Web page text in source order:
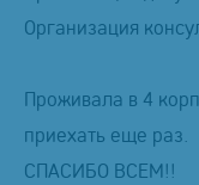
Организация
Проживала в 4
приехать еще раз.
СПАСИБО ВСЕМ!!